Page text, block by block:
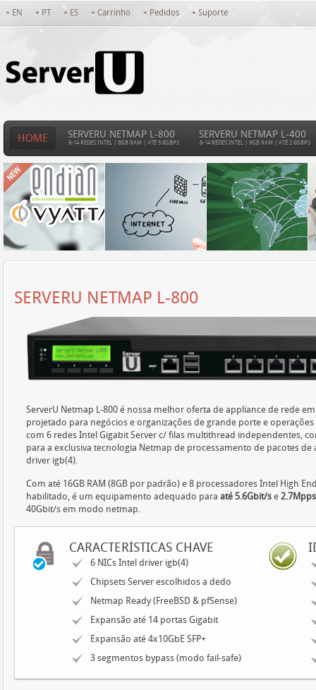
EN PT ES Carrinho Pedidos Suporte
HOME SERVERU NETMAP L-800
6-14 REDES INTEL | 8GB RAM | ATÉ 5.6GBPS
SERVERU NETMAP L-400
6-14 REDES INTEL | 8GB RAM | ATÉ 2.6GBPS
SERVERU NETMAP L-800
ServerU Netmap L-800 é nossa melhor oferta de appliance de rede
projetado para negócios e organizações de grande porte e
com 6 redes Intel Gigabit Server c/ filas multithread independentes,
para a exclusiva tecnologia Netmap de processamento de pacotes
driver igb(4).
Com até 16GB RAM (8GB por padrão) e 8 processadores Intel High
habilitado, é um equipamento adequado para até 5.6Gbit/s e 2.7Mpps
40Gbit/s em modo netmap.
CARACTERÍSTICAS CHAVE
6 NICs Intel driver igb(4)
Chipsets Server escolhidos a dedo
Netmap Ready (FreeBSD & pfSense)
Expansão até 14 portas Gigabit
Expansão até 4x10GbE SFP+
3 segmentos bypass (modo fail-safe)